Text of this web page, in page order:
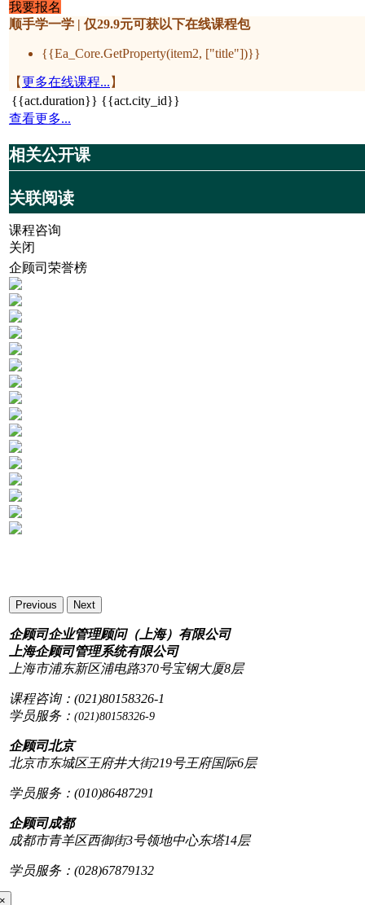
我要报名
顺手学一学 | 仅29.9元可获以下在线课程包
{{Ea_Core.GetProperty(item2, ["title"])}}
【更多在线课程... 】
{{act.duration}} {{act.city_id}}
查看更多...
相关公开课
关联阅读
课程咨询
关闭
企顾司荣誉榜
Previous Next
企顾司企业管理顾问（上海）有限公司
上海企顾司管理系统有限公司
上海市浦东新区浦电路370号宝钢大厦8层
课程咨询：(021)80158326-1
学员服务： (021)80158326-9
企顾司北京
北京市东城区王府井大街219号王府国际6层
学员服务：(010)86487291
企顾司成都
成都市青羊区西御街3号领地中心东塔14层
学员服务：(028)67879132